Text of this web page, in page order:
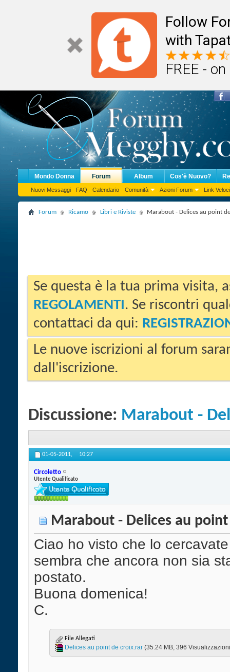
Follow
with
FREE -
Mondo Donna Forum
Nuovi Messaggi FAQ Calendario Comunità Azioni Forum Link Veloci
Album Cos'è Nuovo?
Forum Ricamo Libri e Riviste Marabout - Delices au point
Se questa è la tua prima visita,
REGOLAMENTI. Se riscontri
contattaci da qui:
Le nuove iscrizioni al forum
dall'iscrizione.
Discussione: Marabout -
01-05-2011, 10:27
Circoletto
Utente Qualificato
Marabout - Delices au
Ciao ho visto che lo
sembra che ancora non sia
postato.
Buona domenica!
C.
File Allegati
Delices au point de croix.rar‎ (35.24 MB, 396